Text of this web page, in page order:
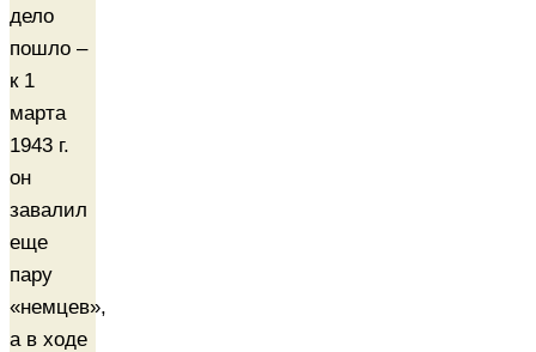
дело
пошло –
к 1
марта
1943 г.
он
завалил
еще
пару
«немцев»,
а в ходе